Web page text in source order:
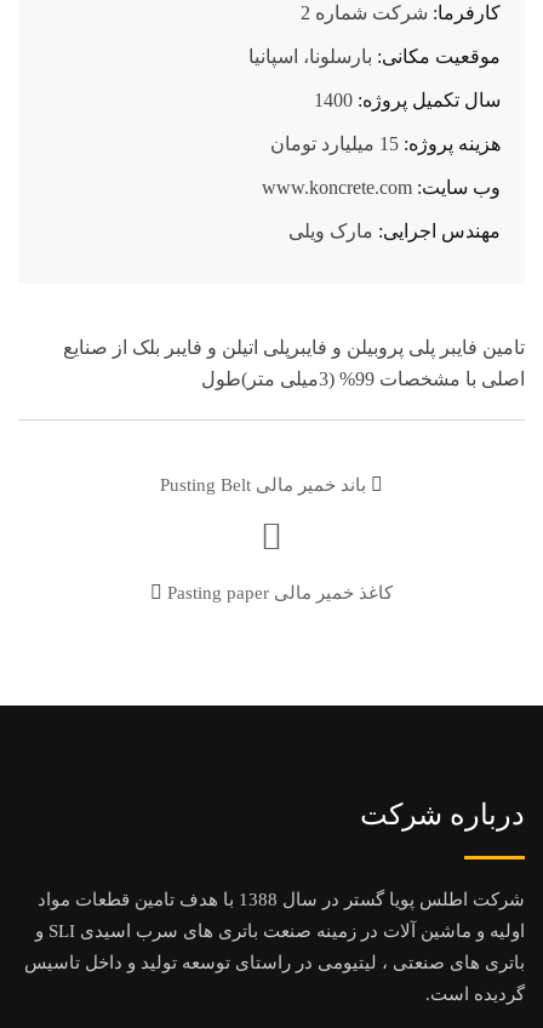
کارفرما: شرکت شماره 2
موقعیت مکانی: بارسلونا، اسپانیا
سال تکمیل پروژه: 1400
هزینه پروژه: 15 میلیارد تومان
وب سایت: www.koncrete.com
مهندس اجرایی: مارک ویلی
تامین فایبر پلی پروبیلن و فایبرپلی اتیلن و فایبر بلک از صنایع
اصلی با مشخصات 99% (3میلی متر)طول
باند خمیر مالی Pusting Belt
کاغذ خمیر مالی Pasting paper
درباره شرکت
شرکت اطلس پویا گستر در سال 1388 با هدف تامین قطعات مواد
اولیه و ماشین آلات در زمینه صنعت باتری های سرب اسیدی SLI و
باتری های صنعتی ، لیتیومی در راستای توسعه تولید و داخل تاسیس
گردیده است.